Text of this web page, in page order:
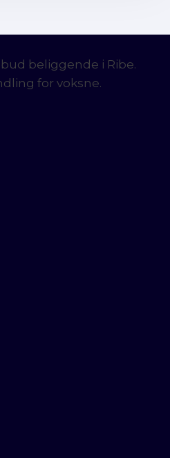
beliggende i Ribe.
for voksne.